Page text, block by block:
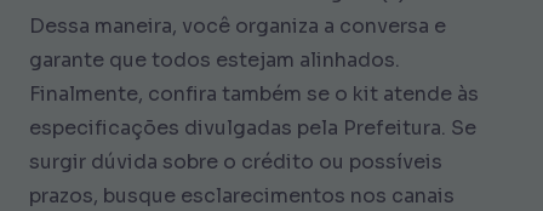
Dessa maneira, você organiza a conversa e
garante que todos estejam alinhados.
Finalmente, confira também se o kit atende às
especificações divulgadas pela Prefeitura. Se
surgir dúvida sobre o crédito ou possíveis
prazos, busque esclarecimentos nos canais